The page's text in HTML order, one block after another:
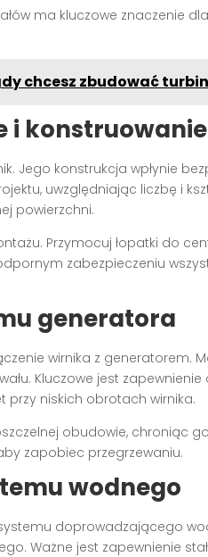
ma kluczowe znaczenie
chcesz zbudować
i
Jego konstrukcja wpłynie
uwzględniając liczbę i
powierzchni.
Przymocuj łopatki do
zabezpieczeniu
generatora
wirnika z generatorem.
Kluczowe jest
przy niskich obrotach wirnika.
obudowie, chroniąc
zapobiec przegrzewaniu.
wodnego
doprowadzającego
Ważne jest zapewnienie